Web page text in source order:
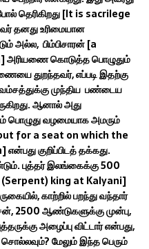
தெரிகிறது [It is sacrilege
தனது உரிமையான
அல்ல, பிம்பிசாரன் [a
அரியணை கொடுத்த பொழுதும்
துறந்தவர், எப்படி இதற்கு
முந்திய பண்டைய
ஆனால் அது
பொழுது வழமையாக அமரும்
for a seat on which the
குறிப்பிடத் தக்கது.
புத்தர் இலங்கைக்கு 500
(Serpent) king at Kalyani]
காற்றில் பறந்து வந்தார்
2500 ஆண்டுகளுக்கு முன்பு,
அழைப்பு விட்டார் என்பது,
சொல்லவும்? மேலும் இந்த பெரும்